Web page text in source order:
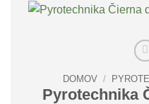
DOMOV /
Pyrotechnika